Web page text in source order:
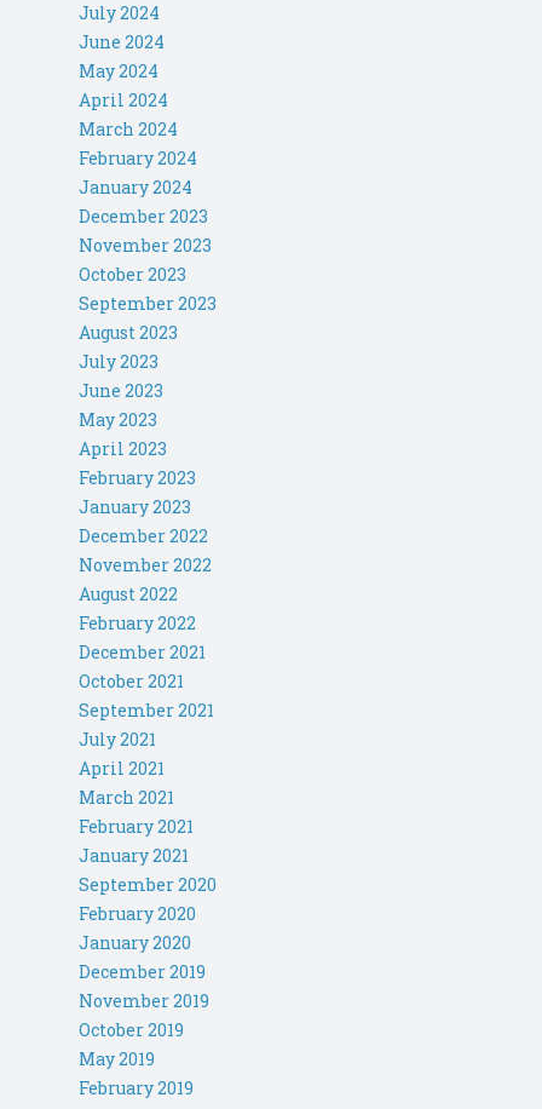
July 2024
June 2024
May 2024
April 2024
March 2024
February 2024
January 2024
December 2023
November 2023
October 2023
September 2023
August 2023
July 2023
June 2023
May 2023
April 2023
February 2023
January 2023
December 2022
November 2022
August 2022
February 2022
December 2021
October 2021
September 2021
July 2021
April 2021
March 2021
February 2021
January 2021
September 2020
February 2020
January 2020
December 2019
November 2019
October 2019
May 2019
February 2019